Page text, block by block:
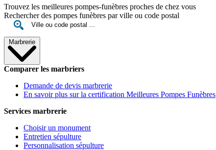
Trouvez les meilleures pompes-funèbres proches de chez vous
Rechercher des pompes funèbres par ville ou code postal
Marbrerie
Comparer les marbriers
Demande de devis marbrerie
En savoir plus sur la certification Meilleures Pompes Funèbres
Services marbrerie
Choisir un monument
Entretien sépulture
Personnalisation sépulture